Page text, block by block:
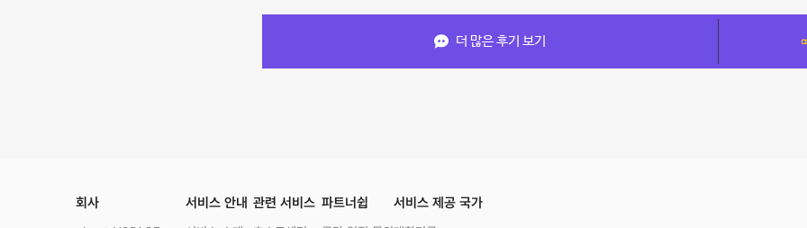
더 많은 후기 보기
회사 서비스 안내 관련 서비스 파트너쉽 서비스 제공 국가